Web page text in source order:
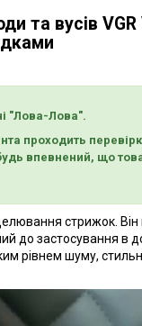
та вусів VGR
"Лова-Лова".
проходить
впевнений, що
стрижок.
до застосування в
рівнем шуму,